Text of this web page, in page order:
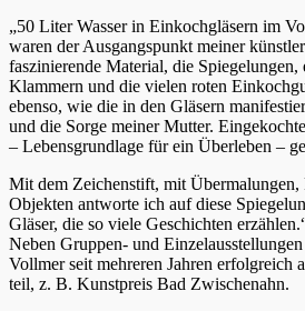
„50 Liter Wasser in Einkochgläsern im
waren der Ausgangspunkt meiner
faszinierende Material, die
Klammern und die vielen roten
ebenso, wie die in den Gläsern
und die Sorge meiner Mutter.
– Lebensgrundlage für ein Überleben –
Mit dem Zeichenstift, mit Übermalungen,
Objekten antworte ich auf diese
Gläser, die so viele Geschichten
Neben Gruppen- und
Vollmer seit mehreren Jahren erfolgreich
teil, z. B. Kunstpreis Bad Zwischenahn.